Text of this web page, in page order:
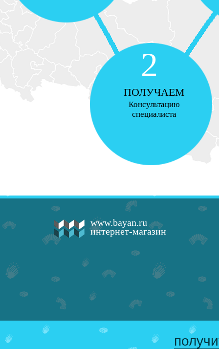
2
ПОЛУЧАЕМ
Консультацию
специалиста
www.bayan.ru
интернет-магазин